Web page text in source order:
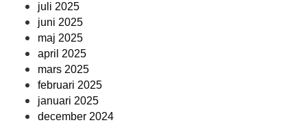
juli 2025
juni 2025
maj 2025
april 2025
mars 2025
februari 2025
januari 2025
december 2024